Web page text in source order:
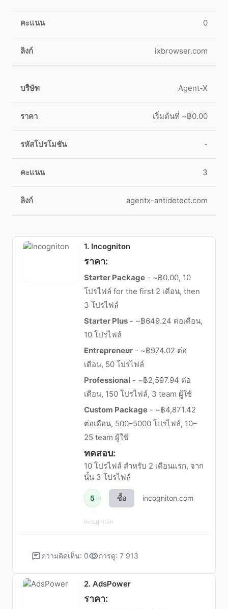
0
ixbrowser.com
Agent-X
เริ่มต้นที่ ~฿0.00
-
3
agentx-antidetect.com
1. Incogniton
ราคา:
Starter Package - ~฿0.00, 10
โปรไฟล์ for the first 2 เดือน, then
3 โปรไฟล์
Starter Plus - ~฿649.24 ต่อเดือน,
10 โปรไฟล์
Entrepreneur - ~฿974.02 ต่อ
เดือน, 50 โปรไฟล์
Professional - ~฿2,597.94 ต่อ
เดือน, 150 โปรไฟล์, 3 team ผู้ใช้
Custom Package - ~฿4,871.42
ต่อเดือน, 500–5000 โปรไฟล์, 10–
25 team ผู้ใช้
ทดสอบ:
10 โปรไฟล์ สำหรับ 2 เดือนแรก, จาก
นั้น 3 โปรไฟล์
5 ซื้อ incogniton.com
Incogniton
ความคิดเห็น: 0 การดู: 7 913
2. AdsPower
ราคา: